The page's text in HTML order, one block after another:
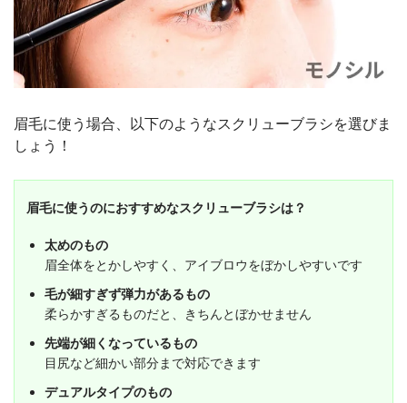
眉毛に使う場合、以下のようなスクリューブラシを選びま
しょう！
眉毛に使うのにおすすめなスクリューブラシは？
太めのもの
眉全体をとかしやすく、アイブロウをぼかしやすいです
毛が細すぎず弾力があるもの
柔らかすぎるものだと、きちんとぼかせません
先端が細くなっているもの
目尻など細かい部分まで対応できます
デュアルタイプのもの